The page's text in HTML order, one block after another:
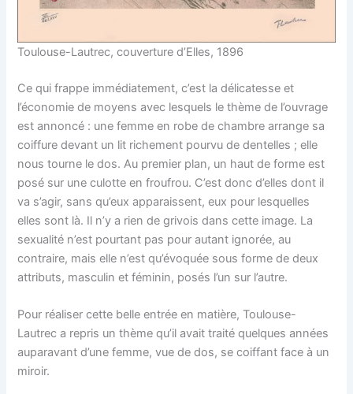
Toulouse-Lautrec, couverture d’Elles, 1896
Ce qui frappe immédiatement, c’est la délicatesse et
l’économie de moyens avec lesquels le thème de l’ouvrage
est annoncé : une femme en robe de chambre arrange sa
coiffure devant un lit richement pourvu de dentelles ; elle
nous tourne le dos. Au premier plan, un haut de forme est
posé sur une culotte en froufrou. C’est donc d’elles dont il
va s’agir, sans qu’eux apparaissent, eux pour lesquelles
elles sont là. Il n’y a rien de grivois dans cette image. La
sexualité n’est pourtant pas pour autant ignorée, au
contraire, mais elle n’est qu’évoquée sous forme de deux
attributs, masculin et féminin, posés l’un sur l’autre.
Pour réaliser cette belle entrée en matière, Toulouse-
Lautrec a repris un thème qu’il avait traité quelques années
auparavant d’une femme, vue de dos, se coiffant face à un
miroir.